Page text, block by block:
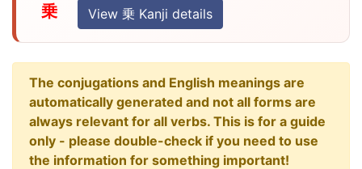
乗 View 乗 Kanji details
The conjugations and English meanings are
automatically generated and not all forms are
always relevant for all verbs. This is for a guide
only - please double-check if you need to use
the information for something important!